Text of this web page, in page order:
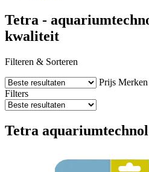
Tetra -
kwaliteit
Filteren & Sorteren
Prijs
Filters
Tetra